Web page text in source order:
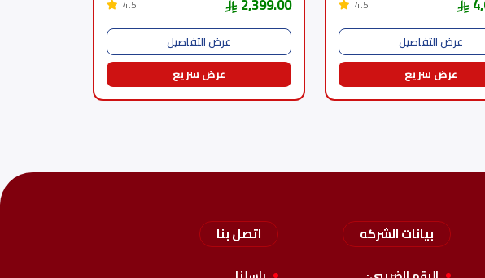
4.5
عرض التفاصيل
عرض سريع
4.5
عرض التفاصيل
عرض سريع
بيانات الشركه اتصل بنا